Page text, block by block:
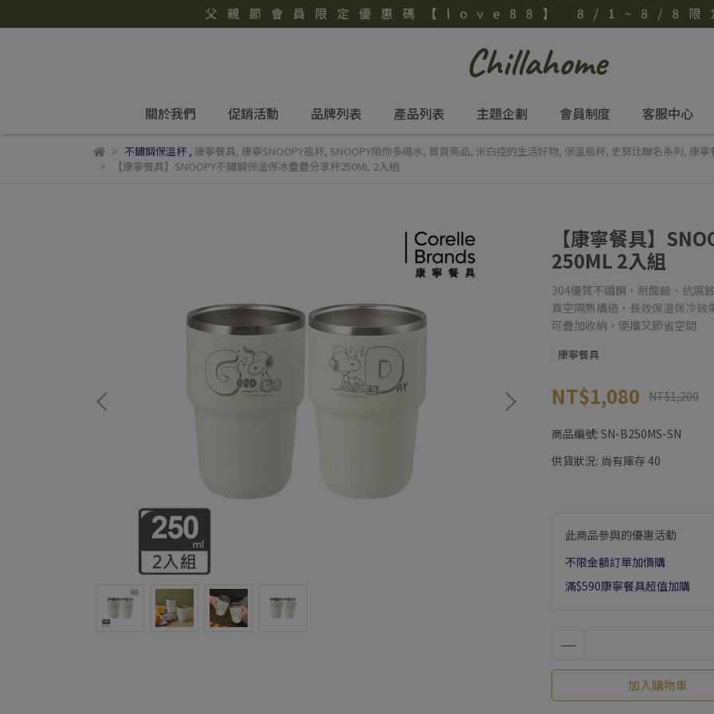
關於我們 促銷活動 品牌列表 產品列表 主題企劃 會員制度 客服中心
不鏽鋼保溫杯, 康寧餐具, 康寧SNOOPY瓶杯, SNOOPY陪你多喝水, 首頁商品, 米白控的生活好物, 保溫瓶杯, 史努比聯名系列, 康寧
【康寧餐具】SNOOPY不鏽鋼保溫保冰疊疊分享杯250ML 2入組
【康寧餐具】
250ML 2入組
304優質不鏽鋼，耐酸鹼、抗腐
真空隔熱構造，長效保溫保冷效
可疊加收納，便攜又節省空間
康寧餐具
NT$1,080 NT$1,200
商品編號: SN-B250MS-SN
供貨狀況: 尚有庫存 40
此商品參與的優惠活動
不限金額訂單加價購
滿$590康寧餐具超值加購
加入購物車